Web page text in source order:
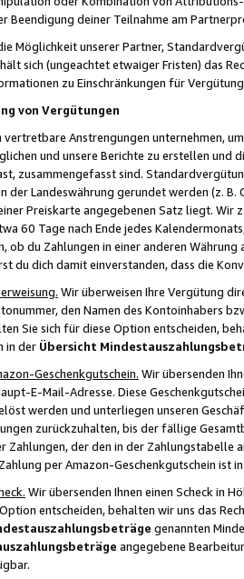
Beendigung deiner Teilnahme am
Möglichkeit unserer Partner,
sich (ungeachtet etwaiger Fristen) das
zu Einschränkungen für
von Vergütungen
Anstrengungen unternehmen,
und unsere Berichte zu erstellen und
zusammengefasst sind.
der Landeswährung gerundet werden (z.
Preiskarte angegebenen Satz liegt.
60 Tage nach Ende jedes
ob du Zahlungen in einer anderen
du dich damit einverstanden, dass die
Wir überweisen Ihre Vergütung
den Namen des Kontoinhabers
Sie sich für diese Option entscheiden,
in der Übersicht
Geschenkgutschein. Wir übersenden
E-Mail-Adresse. Diese
werden und unterliegen unseren
zurückzuhalten, bis der fällige
Zahlungen, der den in der
per Amazon-Geschenkgutschein ist
Wir übersenden Ihnen einen Scheck in
entscheiden, behalten wir uns das
genannten
angegebene